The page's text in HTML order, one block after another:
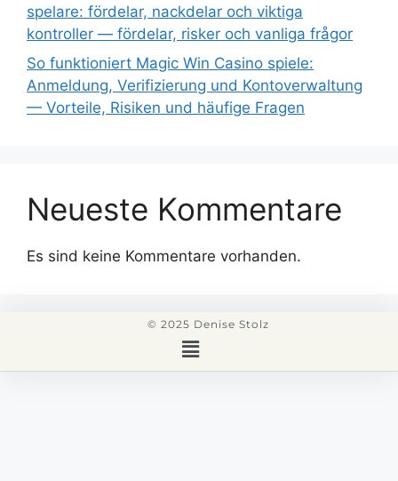
spelare: fördelar, nackdelar och viktiga
kontroller — fördelar, risker och vanliga frågor
So funktioniert Magic Win Casino spiele:
Anmeldung, Verifizierung und Kontoverwaltung
— Vorteile, Risiken und häufige Fragen
Neueste Kommentare
Es sind keine Kommentare vorhanden.
© 2025 Denise Stolz